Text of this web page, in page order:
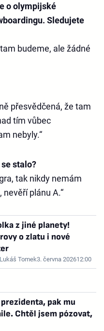
o olympijské
Sledujete
budeme, ale žádné
přesvědčená, že tam
tím vůbec
nebyly.“
stalo?
tak nikdy nemám
nevěří plánu A.“
z jiné planety!
o zlatu i nové
Lukáš Tomek3. června 202612:00
pak mu
Chtěl jsem pózovat,